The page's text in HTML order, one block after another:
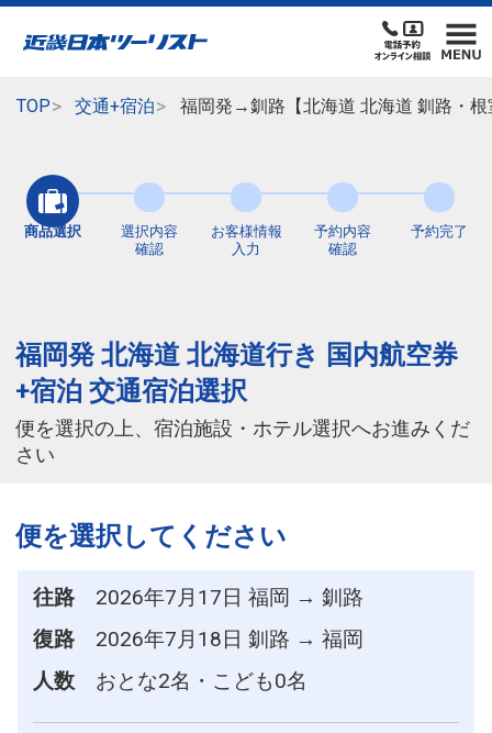
TOP 交通+宿泊 福岡発→釧路【北海道 北海道 釧路・
商品選択
選択内容
確認
お客様情報
入力
予約内容
確認
予約完了
福岡発 北海道 北海道行き 国内航空券
+宿泊 交通宿泊選択
便を選択の上、宿泊施設・ホテル選択へお進みくだ
さい
便を選択してください
往路
2026年7月17日 福岡 → 釧路
復路
2026年7月18日 釧路 → 福岡
人数
おとな2名・こども0名